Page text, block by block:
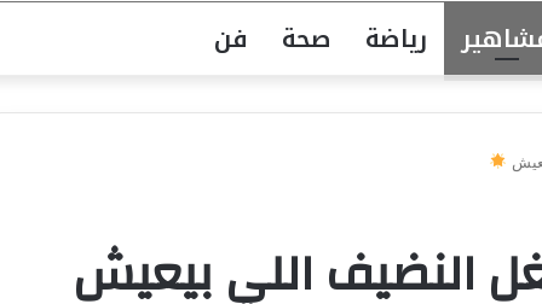
رياضة صحة فن
النضيف اللي بيعيش